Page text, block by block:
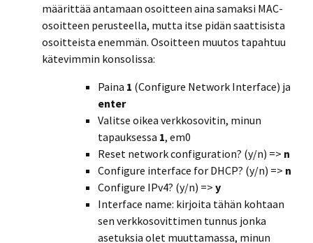
määrittää antamaan osoitteen aina samaksi MAC-
osoitteen perusteella, mutta itse pidän saattisista
osoitteista enemmän. Osoitteen muutos tapahtuu
kätevimmin konsolissa:
Paina 1 (Configure Network Interface) ja
enter
Valitse oikea verkkosovitin, minun
tapauksessa 1, em0
Reset network configuration? (y/n) => n
Configure interface for DHCP? (y/n) => n
Configure IPv4? (y/n) => y
Interface name: kirjoita tähän kohtaan
sen verkkosovittimen tunnus jonka
asetuksia olet muuttamassa, minun